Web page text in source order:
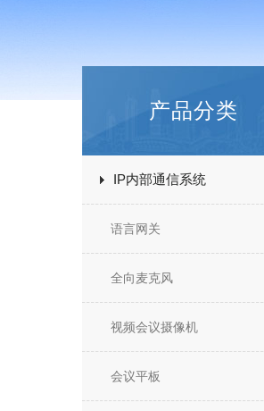
产品分类
IP内部通信系统
语言网关
全向麦克风
视频会议摄像机
会议平板